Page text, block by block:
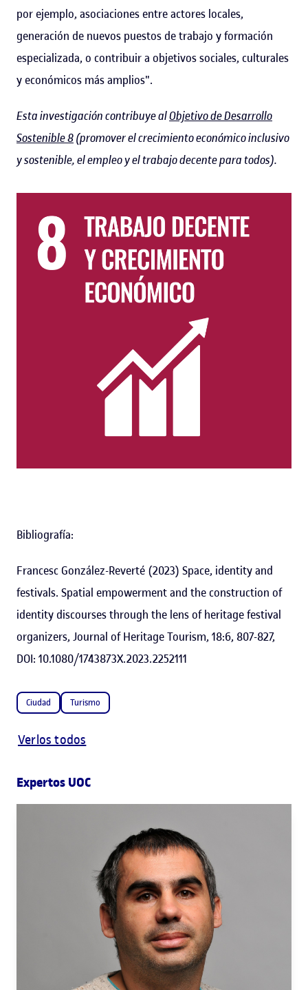
por ejemplo, asociaciones entre actores locales,
generación de nuevos puestos de trabajo y formación
especializada, o contribuir a objetivos sociales, culturales
y económicos más amplios".
Esta investigación contribuye alObjetivo de Desarrollo
Sostenible 8(promover el crecimiento económico inclusivo
y sostenible, el empleo y el trabajo decente para todos).
Bibliografía:
Francesc González-Reverté (2023) Space, identity and
festivals. Spatial empowerment and the construction of
identity discourses through the lens of heritage festival
organizers, Journal of Heritage Tourism, 18:6, 807-827,
DOI: 10.1080/1743873X.2023.2252111
Ciudad Turismo
Verlos todos
Expertos UOC